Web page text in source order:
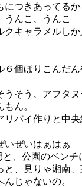
につきあってるか
うんこ、うんこ
キャラメルしか
個ほりこんだん
そう、アフタヌ
ん。
バイ作りと中央
ぜいはぁはぁ
、公園のベンチ
と、見りゃ湘南、
じゃないの。